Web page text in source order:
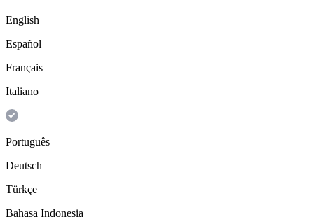
English
Español
Français
Italiano
Português
Deutsch
Türkçe
Bahasa Indonesia